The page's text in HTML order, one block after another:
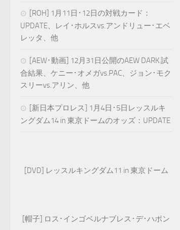
[ROH] 1月11日･12日の対戦カード：
UPDATE、レイ･ホルスvs.アンドリュー･エベ
レッタ、他
[AEW･動画] 12月31日公開のAEW DARK 試
合結果、ケニー･オメガvs.PAC、ジョン･モク
スリーvs.アリン、他
[新日本プロレス] 1月4日･5日レッスルキ
ングダム14 in 東京ドームのオッズ：UPDATE
[DVD] レッスルキングダム11 in 東京ドーム
[帽子] ロス･インゴベルナブレス･デ･ハポン